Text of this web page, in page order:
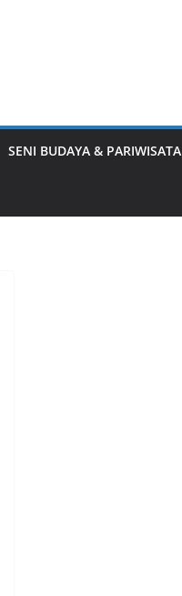
SENI BUDAYA & PARIWISATA